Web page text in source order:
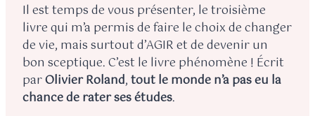
Il est temps de vous présenter, le troisième
livre qui m’a permis de faire le choix de changer
de vie, mais surtout d’AGIR et de devenir un
bon sceptique. C’est le livre phénomène ! Écrit
parOlivier Roland,tout le monde n’a pas eu la
chance de rater ses études.